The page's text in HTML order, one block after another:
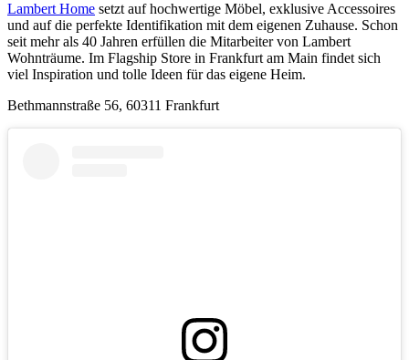
Lambert Home setzt auf hochwertige Möbel, exklusive Accessoires
und auf die perfekte Identifikation mit dem eigenen Zuhause. Schon
seit mehr als 40 Jahren erfüllen die Mitarbeiter von Lambert
Wohnträume. Im Flagship Store in Frankfurt am Main findet sich
viel Inspiration und tolle Ideen für das eigene Heim.
Bethmannstraße 56, 60311 Frankfurt